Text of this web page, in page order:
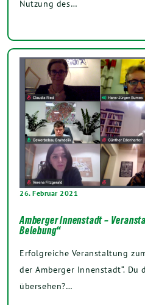
Nutzung des…
26. Februar 2021
Amberger Innenstadt –
Belebung“
Erfolgreiche Veranstaltung
der Amberger Innenstadt“. Du
übersehen?…